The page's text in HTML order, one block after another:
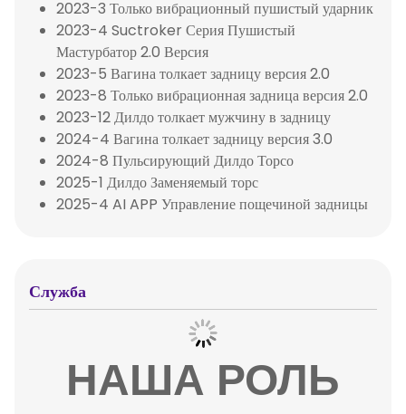
2023-3 Только вибрационный пушистый ударник
2023-4 Suctroker Серия Пушистый
Мастурбатор 2.0 Версия
2023-5 Вагина толкает задницу версия 2.0
2023-8 Только вибрационная задница версия 2.0
2023-12 Дилдо толкает мужчину в задницу
2024-4 Вагина толкает задницу версия 3.0
2024-8 Пульсирующий Дилдо Торсо
2025-1 Дилдо Заменяемый торс
2025-4 AI APP Управление пощечиной задницы
Служба
НАША РОЛЬ